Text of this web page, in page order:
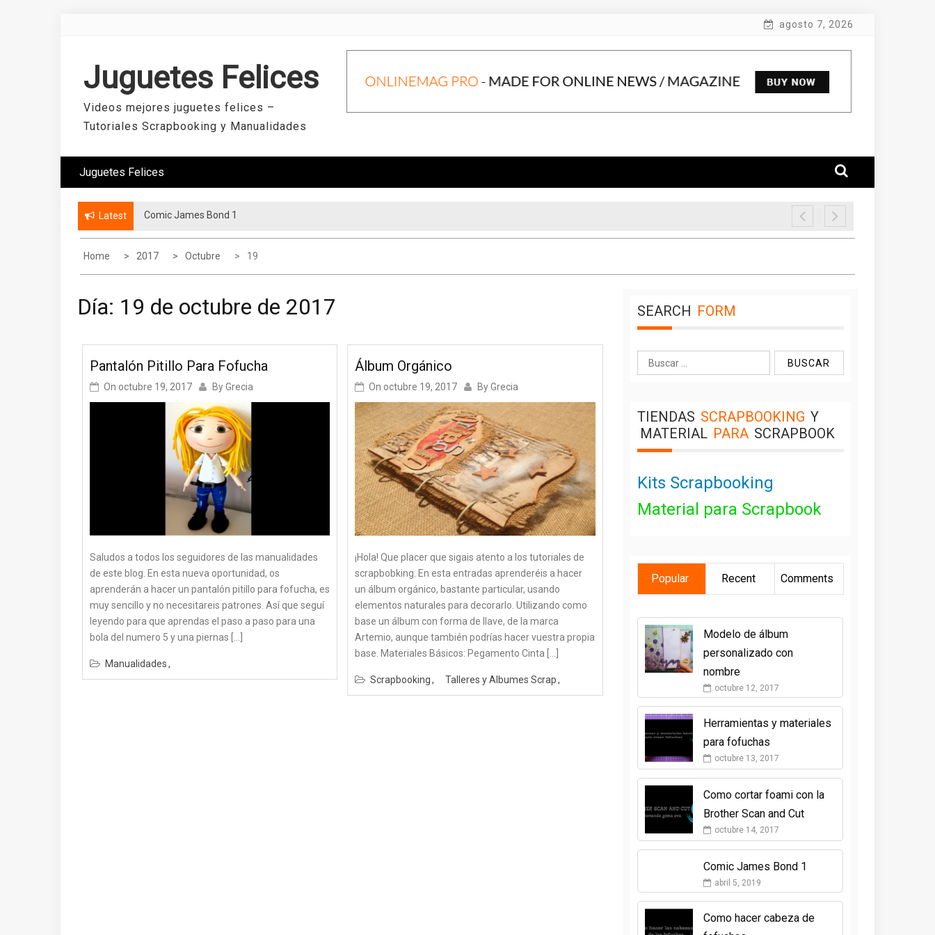
agosto 7, 2026
Juguetes Felices
Videos mejores juguetes felices –
Tutoriales Scrapbooking y Manualidades
Juguetes Felices
Latest Comic James Bond 1
Mini álbum con dos hojas
Home 2017 Octubre 19
Día: 19 de octubre de 2017
Pantalón Pitillo Para Fofucha
On octubre 19, 2017 ByGrecia
Saludos a todos los seguidores de las manualidades
de este blog. En esta nueva oportunidad, os
aprenderán a hacer un pantalón pitillo para fofucha, es
muy sencillo y no necesitareis patrones. Así que seguí
leyendo para que aprendas el paso a paso para una
bola del numero 5 y una piernas […]
Manualidades
Álbum Orgánico
On octubre 19, 2017 ByGrecia
¡Hola! Que placer que sigais atento a los tutoriales de
scrapbobking. En esta entradas aprenderéis a hacer
un álbum orgánico, bastante particular, usando
elementos naturales para decorarlo. Utilizando como
base un álbum con forma de llave, de la marca
Artemio, aunque también podrías hacer vuestra propia
base. Materiales Básicos: Pegamento Cinta […]
Scrapbooking Talleres y Albumes Scrap
SEARCH FORM
Buscar:
TIENDAS SCRAPBOOKING Y
MATERIAL PARA SCRAPBOOK
Kits Scrapbooking
Material para Scrapbook
Popular Recent Comments
Modelo de álbum
personalizado con
nombre
octubre 12, 2017
Herramientas y materiales
para fofuchas
octubre 13, 2017
Como cortar foami con la
Brother Scan and Cut
octubre 14, 2017
Comic James Bond 1
abril 5, 2019
Como hacer cabeza de